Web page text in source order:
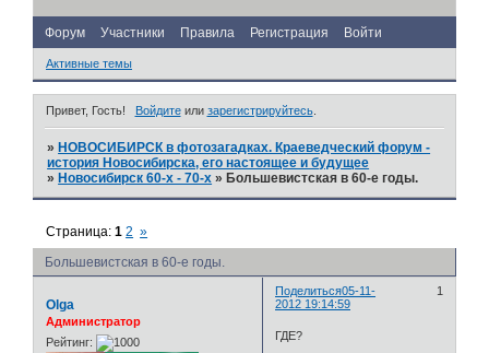
Форум Участники Правила Регистрация Войти
Активные темы
Привет, Гость! Войдитеили зарегистрируйтесь.
» НОВОСИБИРСК в фотозагадках. Краеведческий форум -
история Новосибирска, его настоящее и будущее
» Новосибирск 60-х - 70-х » Большевистская в 60-е годы.
Большевистская в 60-е годы.
Страница:1 2 »
Поделиться 1
05-11-
2012 19:14:59
Olga
Администратор
Рейтинг:
ГДЕ?